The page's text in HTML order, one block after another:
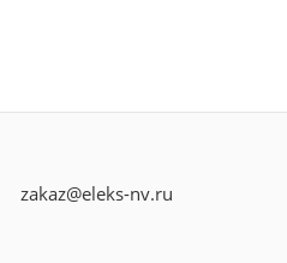
zakaz@eleks-nv.ru